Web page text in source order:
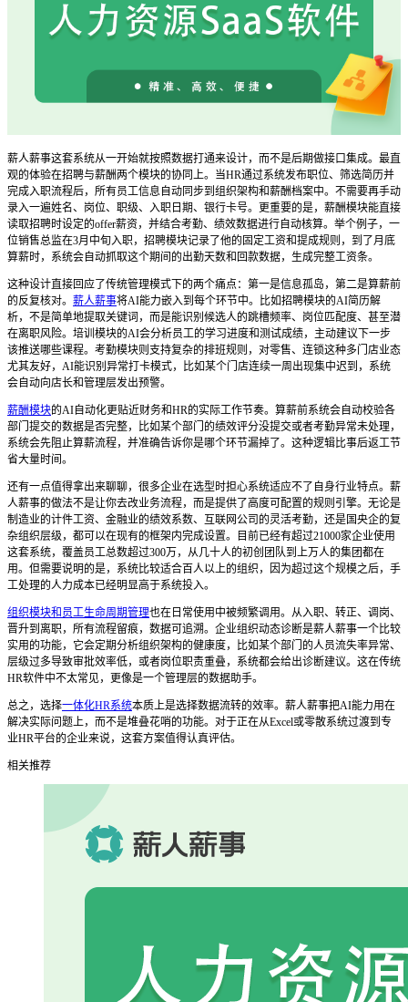
薪人薪事这套系统从一开始就按照数据打通来设计，而不是后期做接口集成。最直
观的体验在招聘与薪酬两个模块的协同上。当HR通过系统发布职位、筛选简历并
完成入职流程后，所有员工信息自动同步到组织架构和薪酬档案中。不需要再手动
录入一遍姓名、岗位、职级、入职日期、银行卡号。更重要的是，薪酬模块能直接
读取招聘时设定的offer薪资，并结合考勤、绩效数据进行自动核算。举个例子，一
位销售总监在3月中旬入职，招聘模块记录了他的固定工资和提成规则，到了月底
算薪时，系统会自动抓取这个期间的出勤天数和回款数据，生成完整工资条。
这种设计直接回应了传统管理模式下的两个痛点：第一是信息孤岛，第二是算薪前
的反复核对。 薪人薪事将AI能力嵌入到每个环节中。比如招聘模块的AI简历解
析，不是简单地提取关键词，而是能识别候选人的跳槽频率、岗位匹配度、甚至潜
在离职风险。培训模块的AI会分析员工的学习进度和测试成绩，主动建议下一步
该推送哪些课程。考勤模块则支持复杂的排班规则，对零售、连锁这种多门店业态
尤其友好，AI能识别异常打卡模式，比如某个门店连续一周出现集中迟到，系统
会自动向店长和管理层发出预警。
薪酬模块的AI自动化更贴近财务和HR的实际工作节奏。算薪前系统会自动校验各
部门提交的数据是否完整，比如某个部门的绩效评分没提交或者考勤异常未处理，
系统会先阻止算薪流程，并准确告诉你是哪个环节漏掉了。这种逻辑比事后返工节
省大量时间。
还有一点值得拿出来聊聊，很多企业在选型时担心系统适应不了自身行业特点。薪
人薪事的做法不是让你去改业务流程，而是提供了高度可配置的规则引擎。无论是
制造业的计件工资、金融业的绩效系数、互联网公司的灵活考勤，还是国央企的复
杂组织层级，都可以在现有的框架内完成设置。目前已经有超过21000家企业使用
这套系统，覆盖员工总数超过300万，从几十人的初创团队到上万人的集团都在
用。但需要说明的是，系统比较适合百人以上的组织，因为超过这个规模之后，手
工处理的人力成本已经明显高于系统投入。
组织模块和员工生命周期管理也在日常使用中被频繁调用。从入职、转正、调岗、
晋升到离职，所有流程留痕，数据可追溯。企业组织动态诊断是薪人薪事一个比较
实用的功能，它会定期分析组织架构的健康度，比如某个部门的人员流失率异常、
层级过多导致审批效率低，或者岗位职责重叠，系统都会给出诊断建议。这在传统
HR软件中不太常见，更像是一个管理层的数据助手。
总之，选择一体化HR系统本质上是选择数据流转的效率。薪人薪事把AI能力用在
解决实际问题上，而不是堆叠花哨的功能。对于正在从Excel或零散系统过渡到专
业HR平台的企业来说，这套方案值得认真评估。
相关推荐